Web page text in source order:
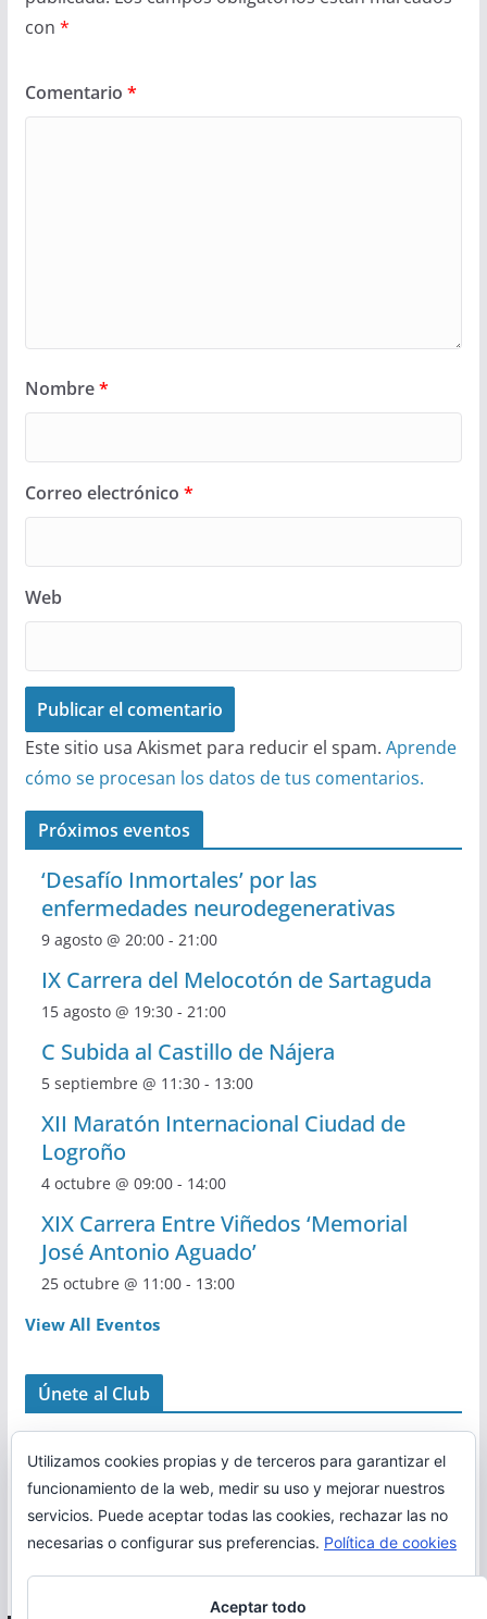
con *
Comentario *
Nombre*
Correo electrónico *
Web
Este sitio usa Akismet para reducir el spam. Aprende
cómo se procesan los datos de tus comentarios.
Próximos eventos
‘Desafío Inmortales’ por las
enfermedades neurodegenerativas
9 agosto @ 20:00- 21:00
IX Carrera del Melocotón de Sartaguda
15 agosto @ 19:30- 21:00
C Subida al Castillo de Nájera
5 septiembre @ 11:30- 13:00
XII Maratón Internacional Ciudad de
Logroño
4 octubre @ 09:00- 14:00
XIX Carrera Entre Viñedos ‘Memorial
José Antonio Aguado’
25 octubre @ 11:00- 13:00
View All Eventos
Únete al Club
Utilizamos cookies propias y de terceros para garantizar el
funcionamiento de la web, medir su uso y mejorar nuestros
servicios. Puede aceptar todas las cookies, rechazar las no
necesarias o configurar sus preferencias. Política de cookies
Aceptar todo